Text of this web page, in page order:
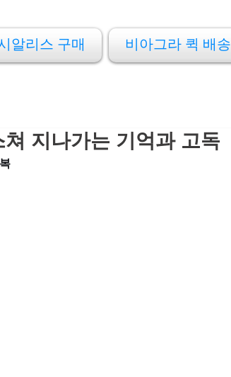
알리스 구매 비아그라 퀵 배송
지나가는 기억과 고독